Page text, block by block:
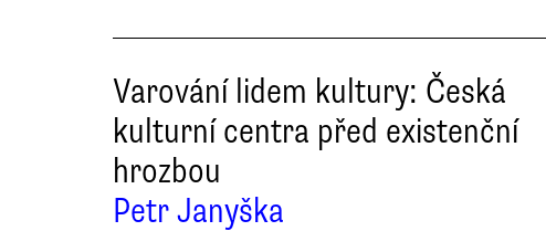
Varování lidem kultury: Česká
kulturní centra před existenční
hrozbou
Petr Janyška